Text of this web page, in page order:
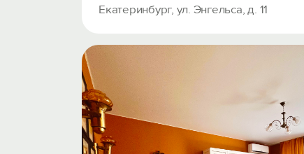
Екатеринбург, ул. Энгельса, д. 11